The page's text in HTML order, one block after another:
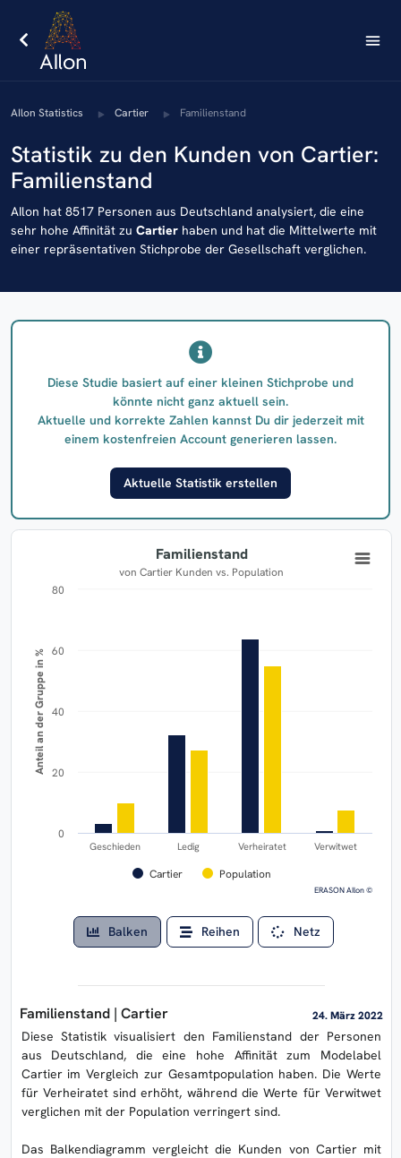
AIlon Statistics Cartier Familienstand
Statistik zu den Kunden von Cartier:
Familienstand
AIlon hat 8517 Personen aus Deutschland analysiert, die eine
sehr hohe Affinität zu Cartier haben und hat die Mittelwerte mit
einer repräsentativen Stichprobe der Gesellschaft verglichen.
Diese Studie basiert auf einer kleinen Stichprobe und
könnte nicht ganz aktuell sein.
Aktuelle und korrekte Zahlen kannst Du dir jederzeit mit
einem kostenfreien Account generieren lassen.
Aktuelle Statistik erstellen
Anteil an der Gruppe in %
Familienstand
von Cartier Kunden vs. Population
Cartier Population
Geschieden Ledig Verheiratet Verwitwet
0
20
40
60
80
ERASON AIlon ©
Balken Reihen Netz
Familienstand | Cartier 24. März 2022
Diese Statistik visualisiert den Familienstand der Personen
aus Deutschland, die eine hohe Affinität zum Modelabel
Cartier im Vergleich zur Gesamtpopulation haben. Die Werte
für Verheiratet sind erhöht, während die Werte für Verwitwet
verglichen mit der Population verringert sind.
Das Balkendiagramm vergleicht die Kunden von Cartier mit